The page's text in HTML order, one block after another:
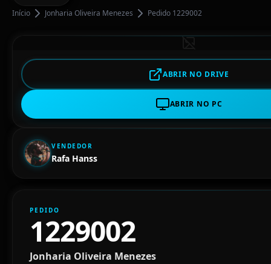
Início Jonharia Oliveira Menezes Pedido 1229002
ABRIR NO DRIVE
ABRIR NO PC
VENDEDOR
Rafa Hanss
PEDIDO
1229002
Jonharia Oliveira Menezes